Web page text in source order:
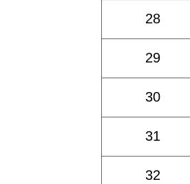
28
29
30
31
32